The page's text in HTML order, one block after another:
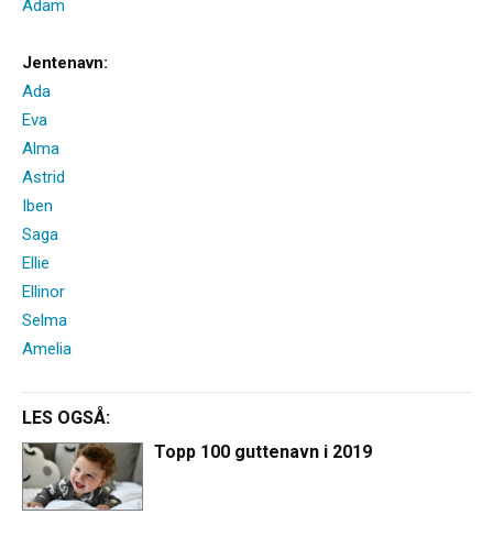
Adam
Jentenavn:
Ada
Eva
Alma
Astrid
Iben
Saga
Ellie
Ellinor
Selma
Amelia
LES OGSÅ:
Topp 100 guttenavn i 2019